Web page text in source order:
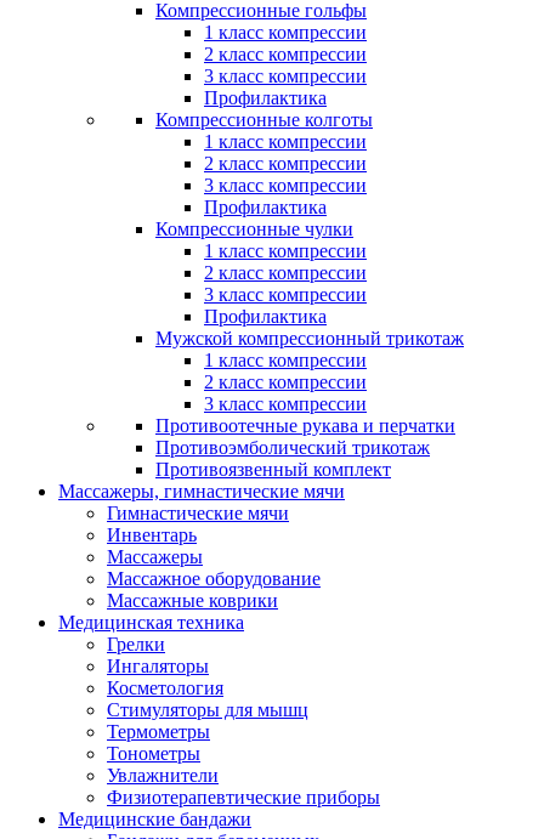
Компрессионные гольфы
1 класс компрессии
2 класс компрессии
3 класс компрессии
Профилактика
Компрессионные колготы
1 класс компрессии
2 класс компрессии
3 класс компрессии
Профилактика
Компрессионные чулки
1 класс компрессии
2 класс компрессии
3 класс компрессии
Профилактика
Мужской компрессионный трикотаж
1 класс компрессии
2 класс компрессии
3 класс компрессии
Противоотечные рукава и перчатки
Противоэмболический трикотаж
Противоязвенный комплект
Массажеры, гимнастические мячи
Гимнастические мячи
Инвентарь
Массажеры
Массажное оборудование
Массажные коврики
Медицинская техника
Грелки
Ингаляторы
Косметология
Стимуляторы для мышц
Термометры
Тонометры
Увлажнители
Физиотерапевтические приборы
Медицинские бандажи